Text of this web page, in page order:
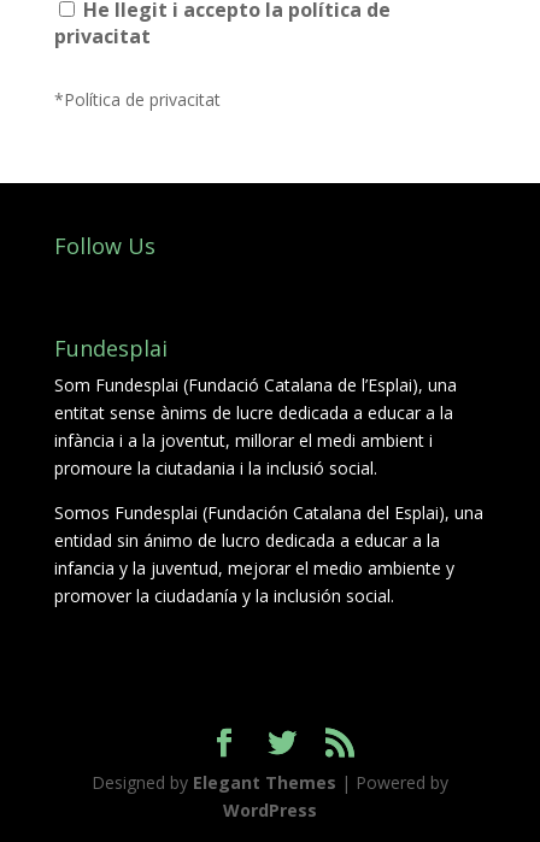
He llegit i accepto la política de
privacitat
*Política de privacitat
Follow Us
Fundesplai
Som Fundesplai (Fundació Catalana de l’Esplai), una
entitat sense ànims de lucre dedicada a educar a la
infància i a la joventut, millorar el medi ambient i
promoure la ciutadania i la inclusió social.
Somos Fundesplai (Fundación Catalana del Esplai), una
entidad sin ánimo de lucro dedicada a educar a la
infancia y la juventud, mejorar el medio ambiente y
promover la ciudadanía y la inclusión social.
Designed by Elegant Themes | Powered by
WordPress